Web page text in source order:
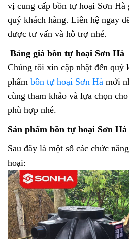
vị cung cấp bồn tự hoại Sơn Hà
quý khách hàng. Liên hệ ngay
được tư vấn và hỗ trợ nhé.
Bảng giá bồn tự hoại Sơn Hà
Chúng tôi xin cập nhật đến quý
phẩm bồn tự hoại Sơn Hà mới
cùng tham khảo và lựa chọn
phù hợp nhé.
Sản phẩm bồn tự hoại Sơn
Sau đây là một số các chức
hoại: